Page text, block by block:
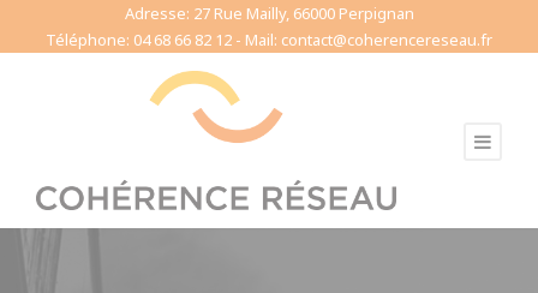
Adresse: 27 Rue Mailly, 66000 Perpignan
Téléphone: 04 68 66 82 12 - Mail: contact@coherencereseau.fr
Cookies management panel